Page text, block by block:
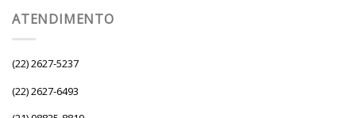
ATENDIMENTO
(22) 2627-5237
(22) 2627-6493